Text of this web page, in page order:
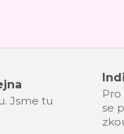
Jsme tu
se